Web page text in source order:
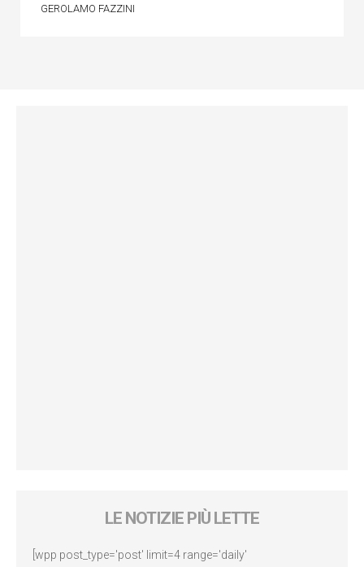
GEROLAMO FAZZINI
LE NOTIZIE PIÙ LETTE
[wpp post_type='post' limit=4 range='daily'